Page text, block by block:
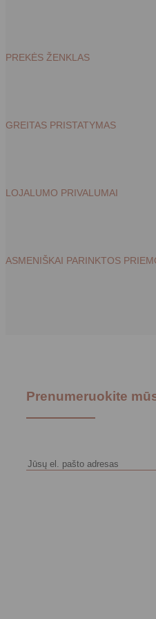
PREKĖS ŽENKLAS
GREITAS PRISTATYMAS
LOJALUMO PRIVALUMAI
ASMENIŠKAI PARINKTOS
Prenumeruokite